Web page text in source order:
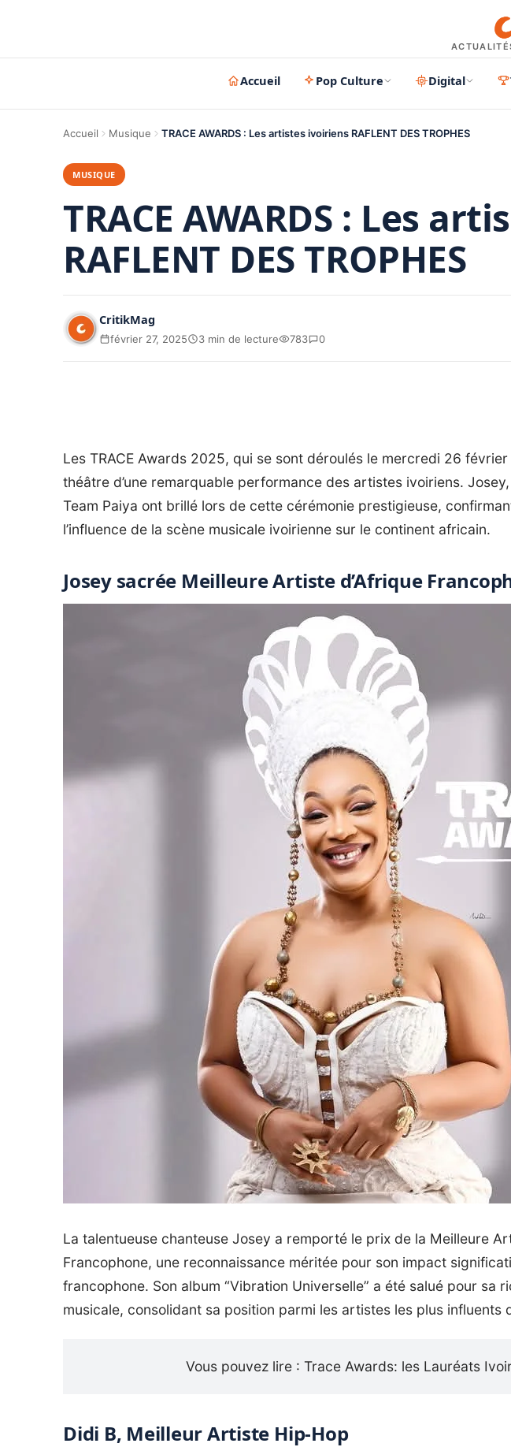
Accueil Pop Culture Digital
Accueil Musique TRACE AWARDS : Les artistes ivoiriens RAFLENT DES TROPHES
MUSIQUE
TRACE AWARDS : Les
RAFLENT DES TROPHES
CritikMag
février 27, 2025 3 min de lecture 783 0
Les TRACE Awards 2025, qui se sont déroulés le mercredi 26
théâtre d’une remarquable performance des artistes ivoiriens.
Team Paiya ont brillé lors de cette cérémonie prestigieuse,
l’influence de la scène musicale ivoirienne sur le continent africain.
Josey sacrée Meilleure Artiste d’Afrique
La talentueuse chanteuse Josey a remporté le prix de la Meilleure
Francophone, une reconnaissance méritée pour son impact
francophone. Son album “Vibration Universelle” a été salué pour sa
musicale, consolidant sa position parmi les artistes les plus
Vous pouvez lire : Trace Awards: les Lauréats
Didi B, Meilleur Artiste Hip-Hop